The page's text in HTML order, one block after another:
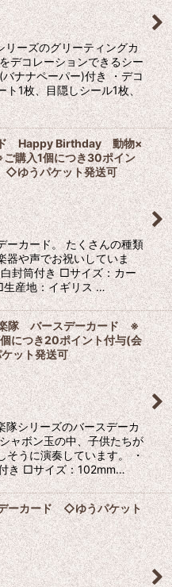
リーズのグリーティングカ
デコレーションできるシー
ナナペーパー)付き ・デコ
ト1枚、目隠しシール1枚、
ド Happy Birthday 動物×
入1個につき30ポイン
ゆうパケット発送可
ーカード。 たくさんの種類
器や声でお祝いしていま
封筒付き □サイズ：カー
産地：イギリス …
隊 バースデーカード ※
につき20ポイント付与(会
ット発送可
隊シリーズのバースデーカ
ャボン玉の中、子供たちが
そうに演奏しています。 ・
き □サイズ：102mm…
ーカード ◇ゆうパケット